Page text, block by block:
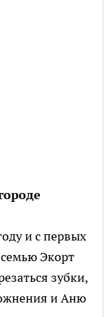
и с первых
Экорт
зубки,
и Аню